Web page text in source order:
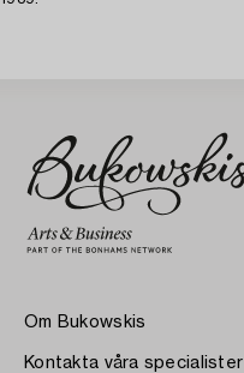
Om Bukowskis
Kontakta våra specialister